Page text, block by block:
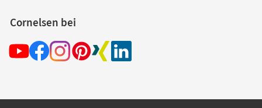
Cornelsen bei